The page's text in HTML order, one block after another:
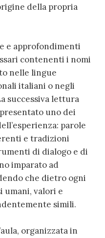
della propria
e approfondimenti
contenenti i nomi
nelle lingue
italiani o negli
successiva lettura
uno dei
parole
e tradizioni
di dialogo e di
imparato ad
che dietro ogni
umani, valori e
simili.
organizzata in